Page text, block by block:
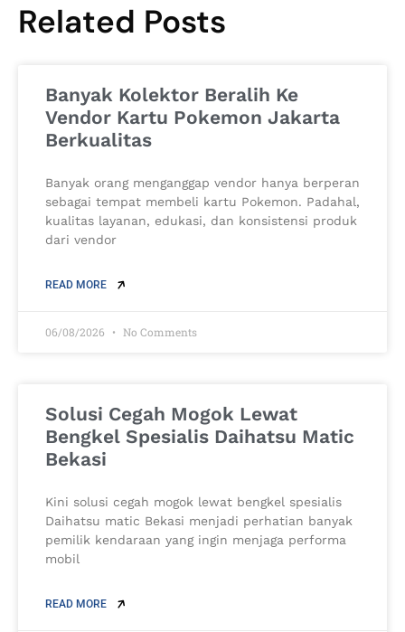
Related Posts
Banyak Kolektor Beralih Ke
Vendor Kartu Pokemon Jakarta
Berkualitas
Banyak orang menganggap vendor hanya berperan
sebagai tempat membeli kartu Pokemon. Padahal,
kualitas layanan, edukasi, dan konsistensi produk
dari vendor
READ MORE
06/08/2026 No Comments
Solusi Cegah Mogok Lewat
Bengkel Spesialis Daihatsu Matic
Bekasi
Kini solusi cegah mogok lewat bengkel spesialis
Daihatsu matic Bekasi menjadi perhatian banyak
pemilik kendaraan yang ingin menjaga performa
mobil
READ MORE